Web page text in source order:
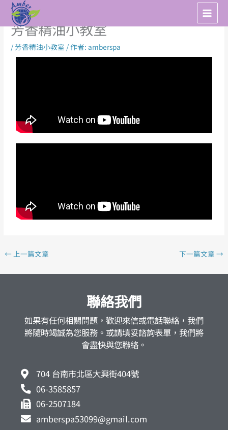
芳香精油小教室
/芳香精油小教室 / 作者:amberspa
← 上一篇文章 下一篇文章 →
聯絡我們
如果有任何相關問題，歡迎來信或電話聯絡，我們
將隨時竭誠為您服務。或請填妥諮詢表單，我們將
會盡快與您聯絡。
704 台南市北區大興街404號
06-3585857
06-2507184
amberspa53099@gmail.com